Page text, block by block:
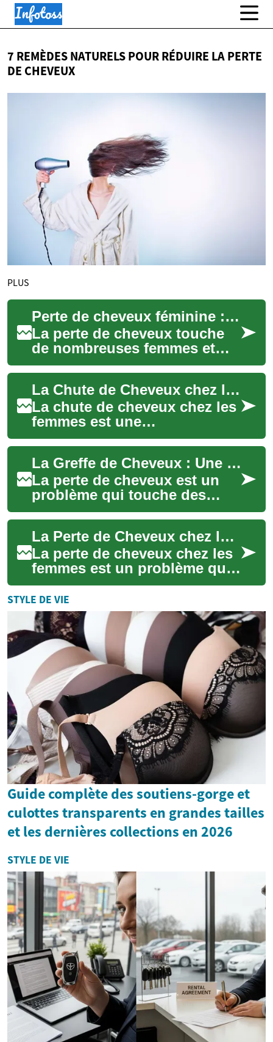
7 REMÈDES NATURELS POUR RÉDUIRE LA PERTE
DE CHEVEUX
PLUS
Perte de cheveux féminine : causes, remèdes et solutions
La perte de cheveux touche
de nombreuses femmes et
peut résulter d'un
déséquilibre hormonal, d'une
carence nutritionn...
La Chute de Cheveux chez les Femmes : Causes, Remèdes Naturels et Traitements Efficaces
La chute de cheveux chez les
femmes est une
préoccupation majeure qui
affecte de nombreuses
personnes à différents st... La Greffe de Cheveux : Une Solution Permanente pour la Perte de Cheveux
La perte de cheveux est un
problème qui touche des
millions de personnes dans
le monde, affectant leur
confiance en s...
La Perte de Cheveux chez les Femmes : Causes, Traitements et Solutions Naturelles
La perte de cheveux chez les
femmes est un problème qui
touche de nombreuses
personnes, avec des impacts
significatif...
STYLE DE VIE
Guide complète des soutiens-gorge et
culottes transparents en grandes tailles
et les dernières collections en 2026
STYLE DE VIE